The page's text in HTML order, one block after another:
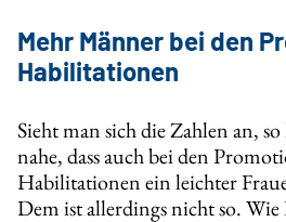
Mehr Männer bei den
Habilitationen
Sieht man sich die Zahlen an,
nahe, dass auch bei den
Habilitationen ein leichter
Dem ist allerdings nicht so. Wie